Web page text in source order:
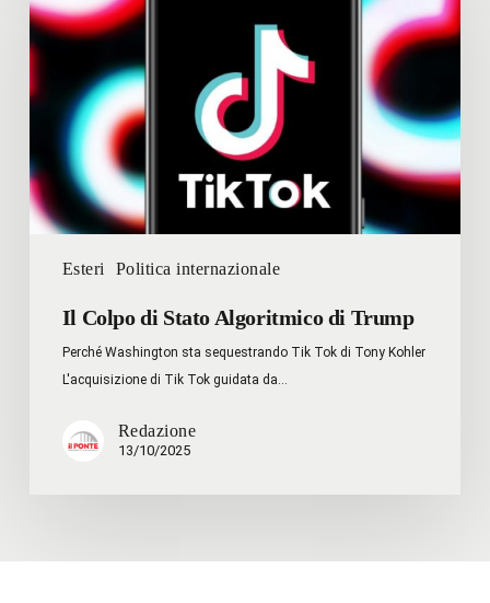
Esteri Politica internazionale
di
Stato
Algoritmico
di
Trump
Il Colpo di Stato Algoritmico di Trump
Perché Washington sta sequestrando Tik Tok di Tony Kohler
L'acquisizione di Tik Tok guidata da…
Redazione
13/10/2025